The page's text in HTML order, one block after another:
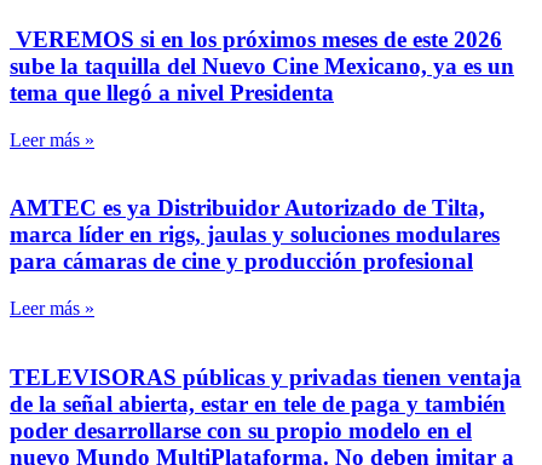
VEREMOS si en los próximos meses de este 2026
sube la taquilla del Nuevo Cine Mexicano, ya es un
tema que llegó a nivel Presidenta
Leer más »
AMTEC es ya Distribuidor Autorizado de Tilta,
marca líder en rigs, jaulas y soluciones modulares
para cámaras de cine y producción profesional
Leer más »
TELEVISORAS públicas y privadas tienen ventaja
de la señal abierta, estar en tele de paga y también
poder desarrollarse con su propio modelo en el
nuevo Mundo MultiPlataforma. No deben imitar a